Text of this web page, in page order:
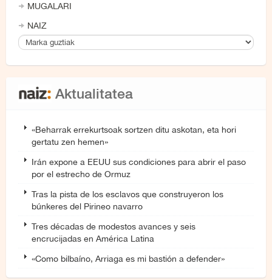
MUGALARI
NAIZ
Aktualitatea
«Beharrak errekurtsoak sortzen ditu askotan, eta hori
gertatu zen hemen»
Irán expone a EEUU sus condiciones para abrir el paso
por el estrecho de Ormuz
Tras la pista de los esclavos que construyeron los
búnkeres del Pirineo navarro
Tres décadas de modestos avances y seis
encrucijadas en América Latina
«Como bilbaíno, Arriaga es mi bastión a defender»